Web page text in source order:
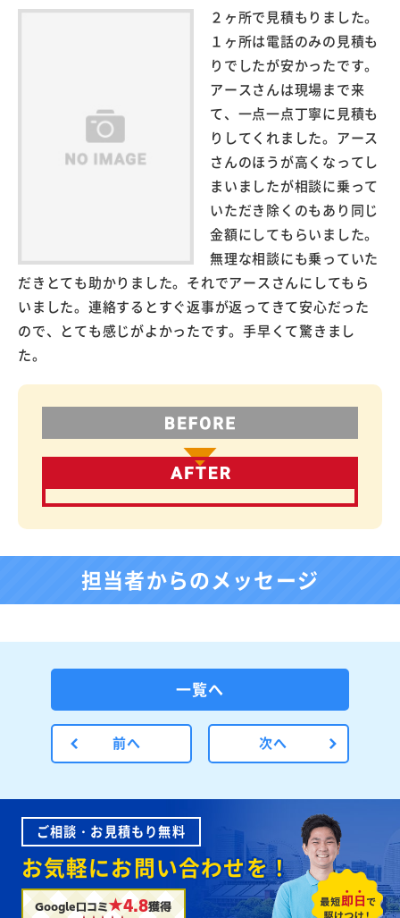
２ヶ所で見積もりました。
１ヶ所は電話のみの見積も
りでしたが安かったです。
アースさんは現場まで来
て、一点一点丁寧に見積も
りしてくれました。アース
さんのほうが高くなってし
まいましたが相談に乗って
いただき除くのもあり同じ
金額にしてもらいました。
無理な相談にも乗っていた
だきとても助かりました。それでアースさんにしてもら
いました。連絡するとすぐ返事が返ってきて安心だった
ので、とても感じがよかったです。手早くて驚きまし
た。
担当者からのメッセージ
前へ
一覧へ
次へ
ご相談・お見積もり無料
お気軽にお問い合わせを！
Google口コミ★4.8獲得